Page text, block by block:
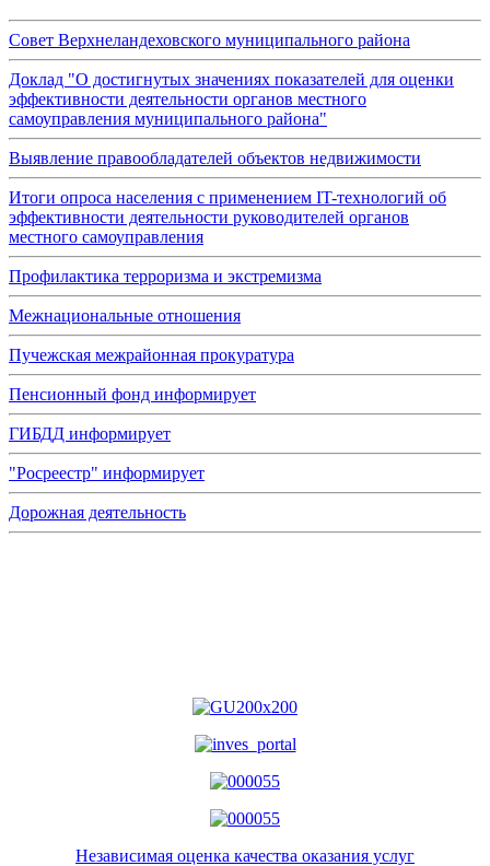
Совет Верхнеландеховского муниципального района
Доклад "О достигнутых значениях показателей для оценки
эффективности деятельности органов местного
самоуправления муниципального района"
Выявление правообладателей объектов недвижимости
Итоги опроса населения с применением IT-технологий об
эффективности деятельности руководителей органов
местного самоуправления
Профилактика терроризма и экстремизма
Межнациональные отношения
Пучежская межрайонная прокуратура
Пенсионный фонд информирует
ГИБДД информирует
"Росреестр" информирует
Дорожная деятельность
Независимая оценка качества оказания услуг